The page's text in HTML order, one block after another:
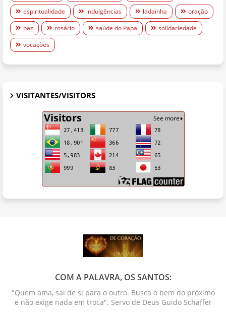
espiritualidade
indulgências ladainha
oração
paz
rosário saúde do Papa
solidariedade
vocações
VISITANTES/VISITORS
COM A PALAVRA, OS SANTOS:
"Quem ama, sai de si para o outro. Busca o bem do próximo
e não exige nada em troca". Servo de Deus Guido Schaffer